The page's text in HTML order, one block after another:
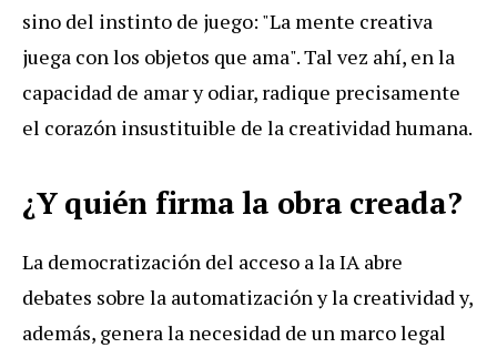
sino del instinto de juego: "La mente creativa
juega con los objetos que ama". Tal vez ahí, en la
capacidad de amar y odiar, radique precisamente
el corazón insustituible de la creatividad humana.
¿Y quién firma la obra creada?
La democratización del acceso a la IA abre
debates sobre la automatización y la creatividad y,
además, genera la necesidad de un marco legal